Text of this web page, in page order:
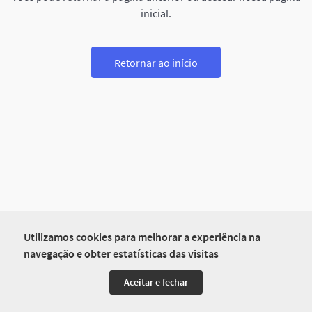
Utilizamos cookies para melhorar a experiência na
navegação e obter estatísticas das visitas
Aceitar e fechar
inicial.
Retornar ao início